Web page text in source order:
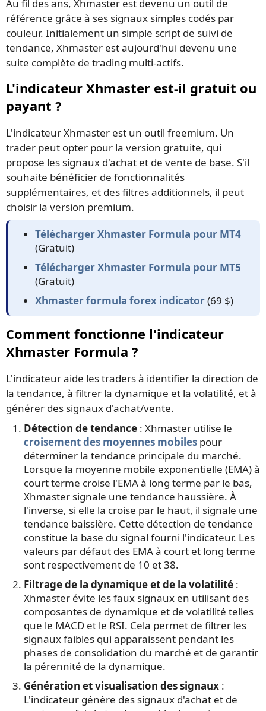
Au fil des ans, Xhmaster est devenu un outil de
référence grâce à ses signaux simples codés par
couleur. Initialement un simple script de suivi de
tendance, Xhmaster est aujourd'hui devenu une
suite complète de trading multi-actifs.
L'indicateur Xhmaster est-il gratuit ou
payant ?
L'indicateur Xhmaster est un outil freemium. Un
trader peut opter pour la version gratuite, qui
propose les signaux d'achat et de vente de base. S'il
souhaite bénéficier de fonctionnalités
supplémentaires, et des filtres additionnels, il peut
choisir la version premium.
Télécharger Xhmaster Formula pour MT4
(Gratuit)
Télécharger Xhmaster Formula pour MT5
(Gratuit)
Xhmaster formula forex indicator(69 $)
Comment fonctionne l'indicateur
Xhmaster Formula ?
L'indicateur aide les traders à identifier la direction de
la tendance, à filtrer la dynamique et la volatilité, et à
générer des signaux d'achat/vente.
Détection de tendance : Xhmaster utilise le
croisement des moyennes mobiles pour
déterminer la tendance principale du marché.
Lorsque la moyenne mobile exponentielle (EMA) à
court terme croise l'EMA à long terme par le bas,
Xhmaster signale une tendance haussière. À
l'inverse, si elle la croise par le haut, il signale une
tendance baissière. Cette détection de tendance
constitue la base du signal fourni l'indicateur. Les
valeurs par défaut des EMA à court et long terme
sont respectivement de 10 et 38.
Filtrage de la dynamique et de la volatilité :
Xhmaster évite les faux signaux en utilisant des
composantes de dynamique et de volatilité telles
que le MACD et le RSI. Cela permet de filtrer les
signaux faibles qui apparaissent pendant les
phases de consolidation du marché et de garantir
la pérennité de la dynamique.
Génération et visualisation des signaux :
L'indicateur génère des signaux d'achat et de